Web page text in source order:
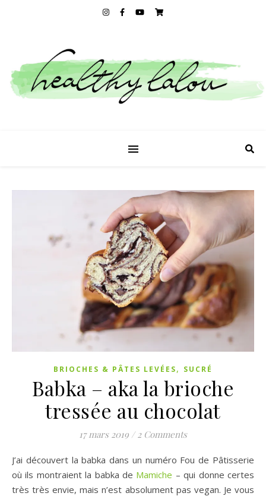
BRIOCHES & PÂTES LEVÉES, SUCRÉ
Babka – aka la brioche
tressée au chocolat
17 mars 2019 / 2 Comments
J’ai découvert la babka dans un numéro Fou de Pâtisserie
où ils montraient la babka de Mamiche – qui donne certes
très très envie, mais n’est absolument pas vegan. Je vous